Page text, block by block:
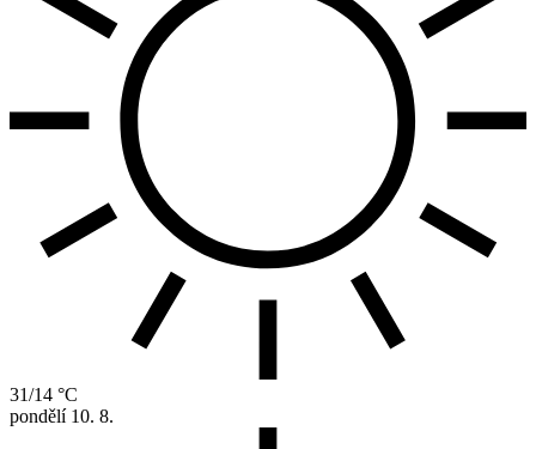
31/14 °C
pondělí 10. 8.